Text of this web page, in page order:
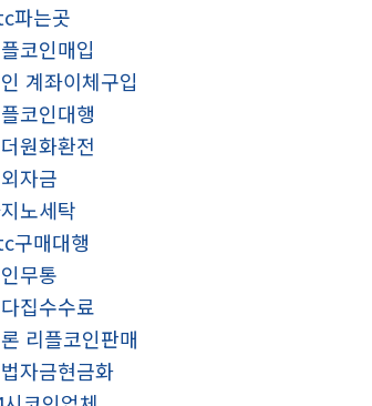
파는곳
코인매입
계좌이체구입
코인대행
원화환전
자금
노세탁
구매대행
무통
집수수료
리플코인판매
자금현금화